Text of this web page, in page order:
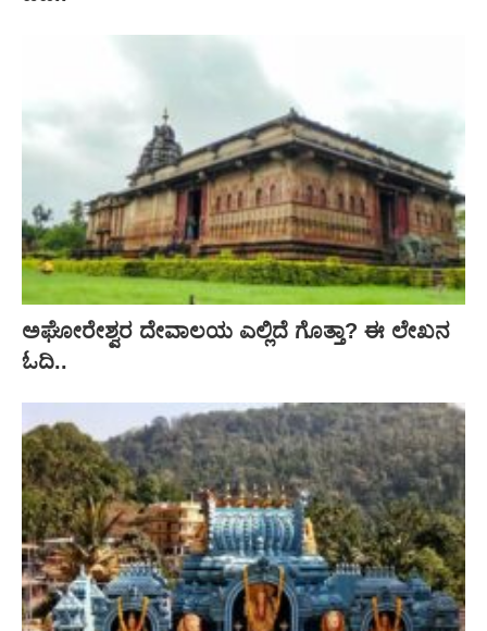
ಅಘೋರೇಶ್ವರ ದೇವಾಲಯ ಎಲ್ಲಿದೆ ಗೊತ್ತಾ? ಈ ಲೇಖನ
ಓದಿ..